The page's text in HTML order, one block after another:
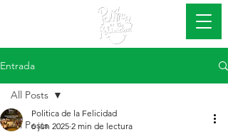
Entrada
All Posts
All Posts
Politica de la Felicidad
6 jun 2025 2 min de lectura